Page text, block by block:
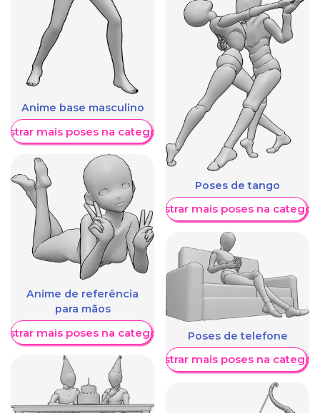
Anime base masculino
mais poses na categoria
Anime de referência
para mãos
mais poses na categoria
Poses de tango
Mostrar mais poses na
Poses de telefone
Mostrar mais poses na